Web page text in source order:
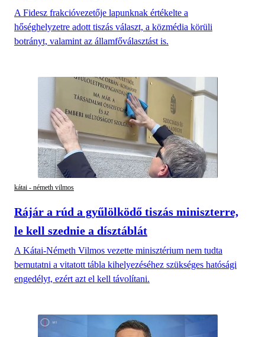
A Fidesz frakcióvezetője lapunknak értékelte a
hőséghelyzetre adott tiszás választ, a közmédia körüli
botrányt, valamint az államfőválasztást is.
kátai - németh vilmos
Rájár a rúd a gyűlölködő tiszás miniszterre,
le kell szednie a dísztáblát
A Kátai-Németh Vilmos vezette minisztérium nem tudta
bemutatni a vitatott tábla kihelyezéséhez szükséges hatósági
engedélyt, ezért azt el kell távolítani.